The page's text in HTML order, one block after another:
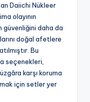
Daiichi Nükleer
olayının
güvenliğini daha da
doğal afetlere
Bu
seçenekleri,
karşı koruma
için setler yer